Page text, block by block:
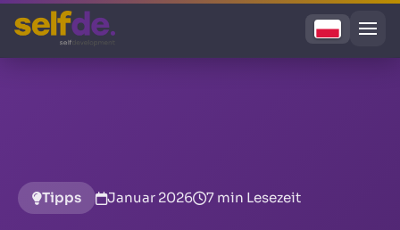
Tipps Januar 2026 7 min Lesezeit